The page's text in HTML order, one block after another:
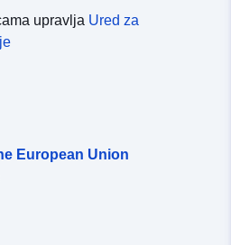
upravlja Ured za
European Union